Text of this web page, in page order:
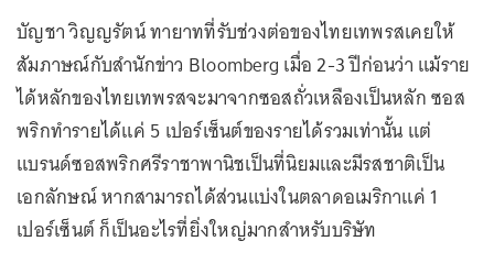
บัญชา วิญญรัตน์ ทายาทที่รับช่วงต่อของไทยเทพรสเคยให้
สัมภาษณ์กับสำนักข่าว Bloomberg เมื่อ 2-3 ปีก่อนว่า แม้ราย
ได้หลักของไทยเทพรสจะมาจากซอสถั่วเหลืองเป็นหลัก ซอส
พริกทำรายได้แค่ 5 เปอร์เซ็นต์ของรายได้รวมเท่านั้น แต่
แบรนด์ซอสพริกศรีราชาพานิชเป็นที่นิยมและมีรสชาติเป็น
เอกลักษณ์ หากสามารถได้ส่วนแบ่งในตลาดอเมริกาแค่ 1
เปอร์เซ็นต์ ก็เป็นอะไรที่ยิ่งใหญ่มากสำหรับบริษัท